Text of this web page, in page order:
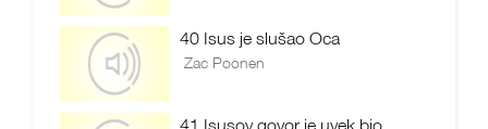
40 Isus je slušao Oca
Zac Poonen
41 Isusov govor je uvek bio